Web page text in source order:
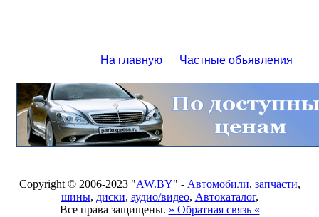
На главную Частные объявления
Copyright © 2006-2023 "AW.BY" - Автомобили, запчасти,
шины, диски, аудио/видео, Автокаталог,
Все права защищены. » Обратная связь «